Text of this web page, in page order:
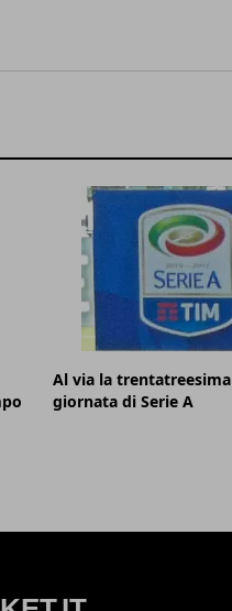
Al via la trentatreesima
giornata di Serie A